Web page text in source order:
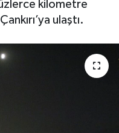
kilometre
ulaştı.